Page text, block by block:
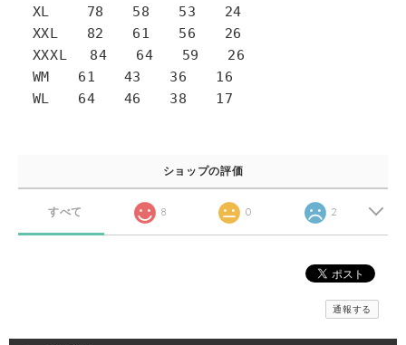
XL 78 58 53 24
XXL 82 61 56 26
XXXL 84 64 59 26
WM 61 43 36 16
WL 64 46 38 17
ショップの評価
すべて 8 0 2
通報する